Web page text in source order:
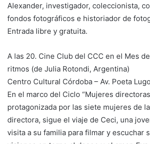
Alexander, investigador, coleccionista,
fondos fotográficos e historiador de
Entrada libre y gratuita.
A las 20. Cine Club del CCC en el Mes
ritmos (de Julia Rotondi, Argentina)
Centro Cultural Córdoba – Av. Poeta
En el marco del Ciclo “Mujeres
protagonizada por las siete mujeres de
directora, sigue el viaje de Ceci, una
visita a su familia para filmar y escuchar